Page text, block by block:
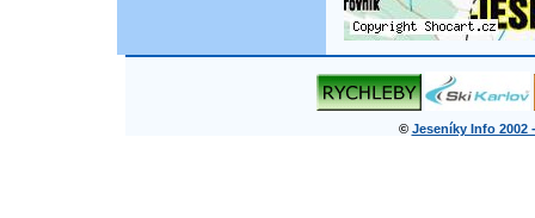
© Jeseníky Info 2002